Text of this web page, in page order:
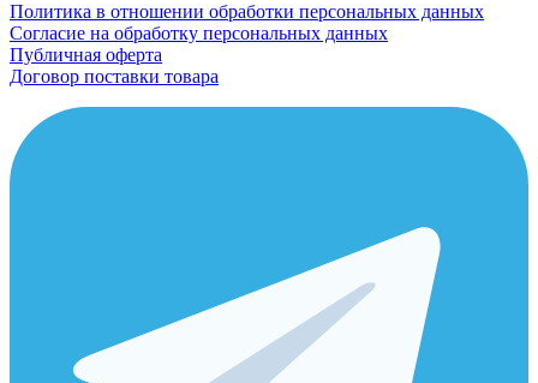
Политика в отношении обработки персональных данных
Согласие на обработку персональных данных
Публичная оферта
Договор поставки товара